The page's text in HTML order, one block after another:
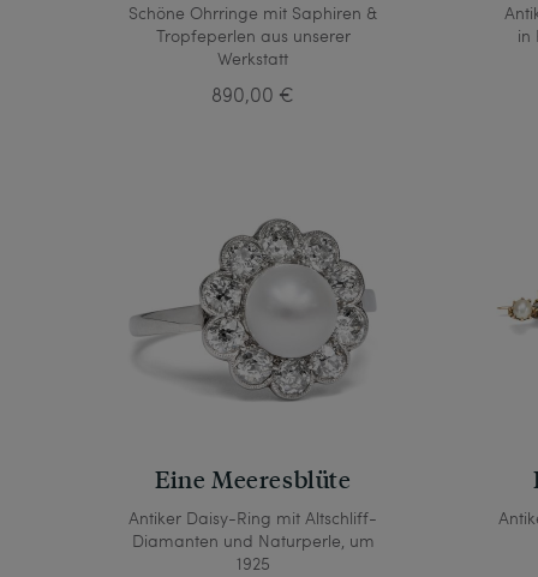
Schöne Ohrringe mit Saphiren &
Tropfeperlen aus unserer
Werkstatt
890,00 €
in
Eine Meeresblüte
Antiker Daisy-Ring mit Altschliff-
Diamanten und Naturperle, um
1925